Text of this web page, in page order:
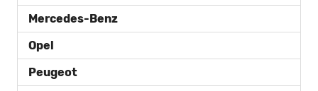
Mercedes-Benz
Opel
Peugeot